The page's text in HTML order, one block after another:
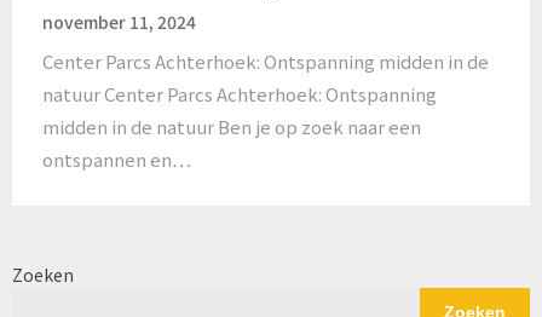
november 11, 2024
Center Parcs Achterhoek: Ontspanning midden in de
natuur Center Parcs Achterhoek: Ontspanning
midden in de natuur Ben je op zoek naar een
ontspannen en…
Zoeken
Zoeken